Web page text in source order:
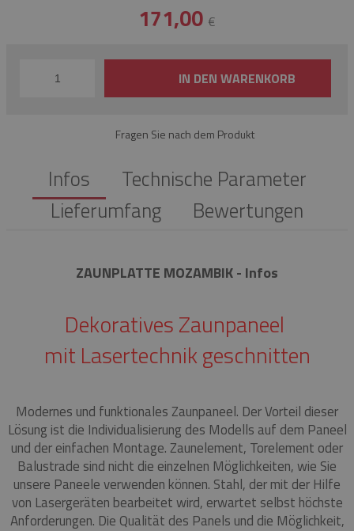
171,00 €
IN DEN WARENKORB
Fragen Sie nach dem Produkt
Infos
Technische Parameter
Lieferumfang
Bewertungen
ZAUNPLATTE MOZAMBIK - Infos
Dekoratives Zaunpaneel
mit Lasertechnik geschnitten
Modernes und funktionales Zaunpaneel. Der Vorteil dieser
Lösung ist die Individualisierung des Modells auf dem Paneel
und der einfachen Montage. Zaunelement, Torelement oder
Balustrade sind nicht die einzelnen Möglichkeiten, wie Sie
unsere Paneele verwenden können. Stahl, der mit der Hilfe
von Lasergeräten bearbeitet wird, erwartet selbst höchste
Anforderungen. Die Qualität des Panels und die Möglichkeit,